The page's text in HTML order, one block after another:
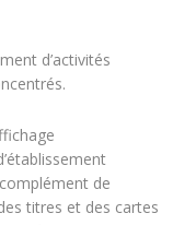
d’activités
de
titres et des cartes